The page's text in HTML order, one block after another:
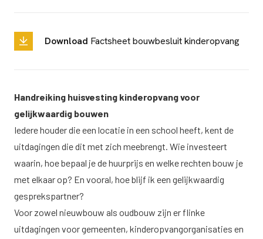
Download Factsheet bouwbesluit kinderopvang
Handreiking huisvesting kinderopvang voor
gelijkwaardig bouwen
Iedere houder die een locatie in een school heeft, kent de
uitdagingen die dit met zich meebrengt. Wie investeert
waarin, hoe bepaal je de huurprijs en welke rechten bouw je
met elkaar op? En vooral, hoe blijf ik een gelijkwaardig
gesprekspartner?
Voor zowel nieuwbouw als oudbouw zijn er flinke
uitdagingen voor gemeenten, kinderopvangorganisaties en